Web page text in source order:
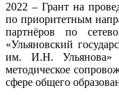
2022 – Грант на
по приоритетным
партнёров по
«Ульяновский
им. И.Н.
методическое
сфере общего